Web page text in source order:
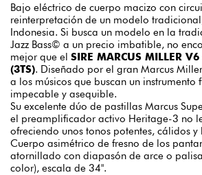
Bajo eléctrico de cuerpo macizo con
reinterpretación de un modelo
Indonesia. Si busca un modelo en la
Jazz Bass© a un precio imbatible, no
mejor que el SIRE MARCUS MILLER
(3TS). Diseñado por el gran Marcus
a los músicos que buscan un instrumento
impecable y asequible.
Su excelente dúo de pastillas Marcus
el preamplificador activo Heritage-3 no
ofreciendo unos tonos potentes, cálidos y
Cuerpo asimétrico de fresno de los
atornillado con diapasón de arce o
color), escala de 34".